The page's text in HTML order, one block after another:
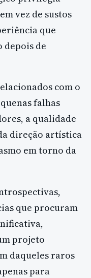
vez de sustos
que
depois de
com o
falhas
a qualidade
direção artística
em torno da
que procuram
projeto
daqueles raros
para